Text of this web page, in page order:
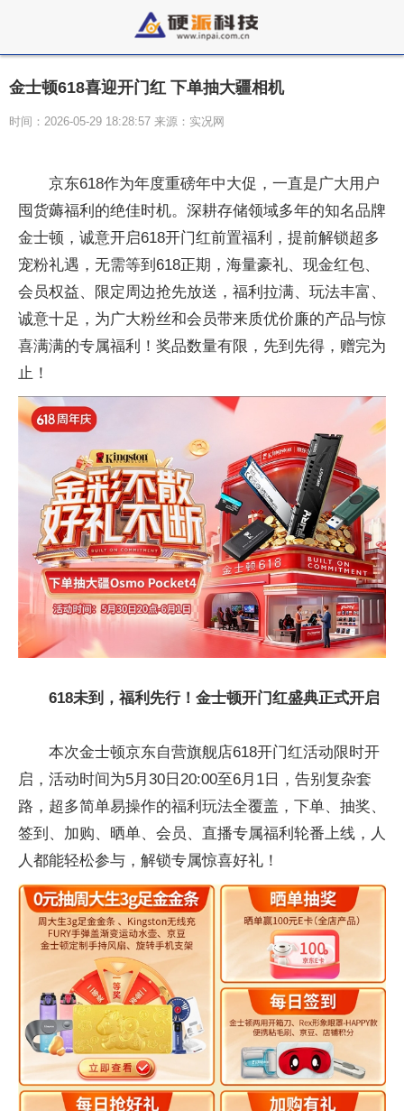
金士顿618喜迎开门红 下单抽大疆相机
时间：2026-05-29 18:28:57 来源：实况网
京东618作为年度重磅年中大促，一直是广大用户
囤货薅福利的绝佳时机。深耕存储领域多年的知名品牌
金士顿，诚意开启618开门红前置福利，提前解锁超多
宠粉礼遇，无需等到618正期，海量豪礼、现金红包、
会员权益、限定周边抢先放送，福利拉满、玩法丰富、
诚意十足，为广大粉丝和会员带来质优价廉的产品与惊
喜满满的专属福利！奖品数量有限，先到先得，赠完为
止！
618未到，福利先行！金士顿开门红盛典正式开启
本次金士顿京东自营旗舰店618开门红活动限时开
启，活动时间为5月30日20:00至6月1日，告别复杂套
路，超多简单易操作的福利玩法全覆盖，下单、抽奖、
签到、加购、晒单、会员、直播专属福利轮番上线，人
人都能轻松参与，解锁专属惊喜好礼！